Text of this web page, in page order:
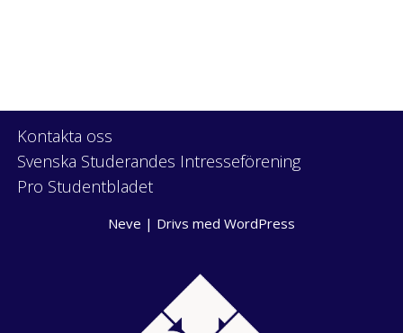
Kontakta oss
Svenska Studerandes Intresseförening
Pro Studentbladet
Neve | Drivs med WordPress